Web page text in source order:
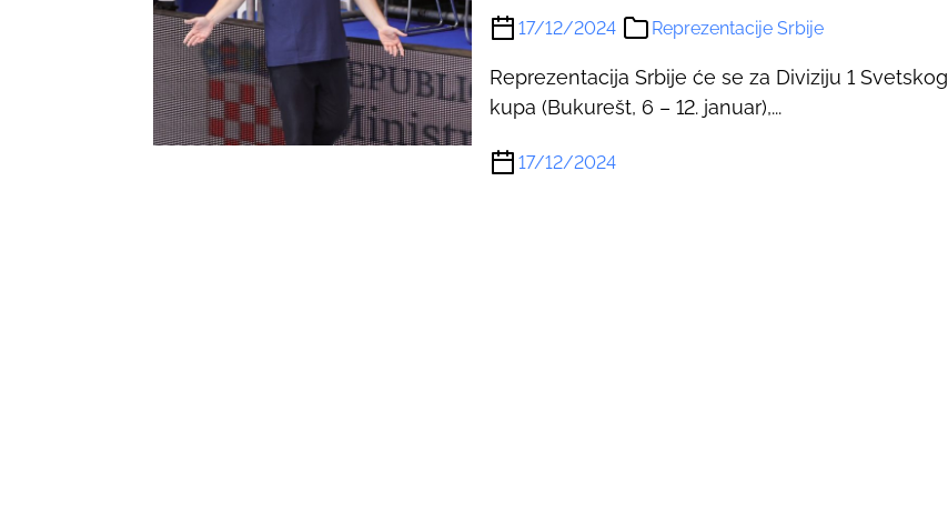
17/12/2024 Reprezentacije Srbije
Reprezentacija Srbije će se za Diviziju 1 Svetskog
kupa (Bukurešt, 6 – 12. januar),...
17/12/2024